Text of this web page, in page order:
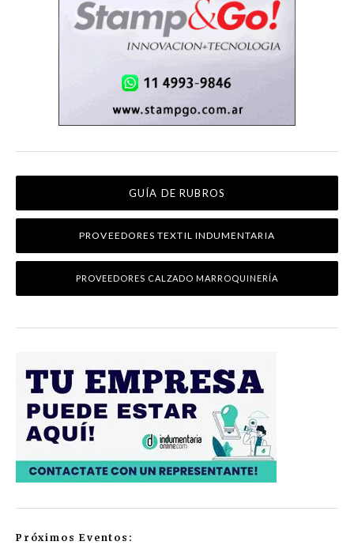
GUÍA DE RUBROS
PROVEEDORES TEXTIL INDUMENTARIA
PROVEEDORES CALZADO MARROQUINERÍA
Próximos Eventos: